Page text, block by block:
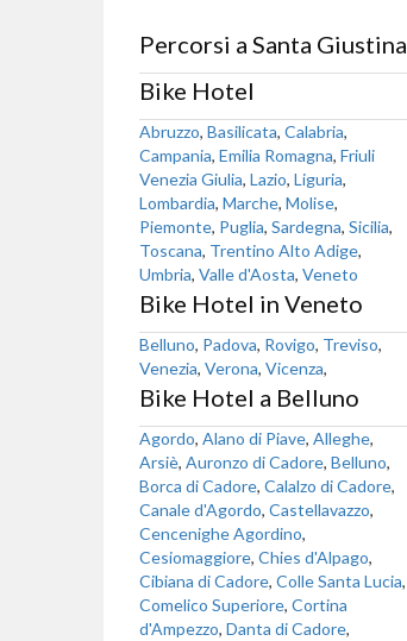
Percorsi a Santa Giustina
Bike Hotel
Abruzzo, Basilicata, Calabria,
Campania, Emilia Romagna, Friuli
Venezia Giulia, Lazio, Liguria,
Lombardia, Marche, Molise,
Piemonte, Puglia, Sardegna, Sicilia,
Toscana, Trentino Alto Adige,
Umbria, Valle d'Aosta, Veneto
Bike Hotel in Veneto
Belluno, Padova, Rovigo, Treviso,
Venezia, Verona, Vicenza,
Bike Hotel a Belluno
Agordo, Alano di Piave, Alleghe,
Arsiè, Auronzo di Cadore, Belluno,
Borca di Cadore, Calalzo di Cadore,
Canale d'Agordo, Castellavazzo,
Cencenighe Agordino,
Cesiomaggiore, Chies d'Alpago,
Cibiana di Cadore, Colle Santa Lucia,
Comelico Superiore, Cortina
d'Ampezzo, Danta di Cadore,